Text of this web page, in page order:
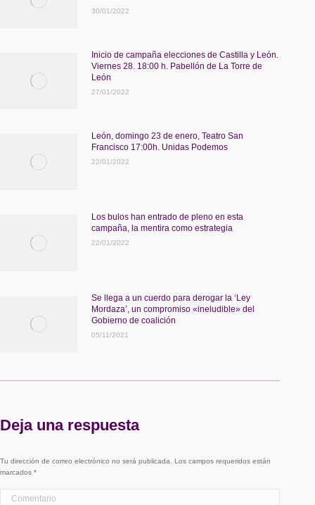
30/01/2022
Inicio de campaña elecciones de Castilla y León.
Viernes 28. 18:00 h. Pabellón de La Torre de
León
27/01/2022
León, domingo 23 de enero, Teatro San
Francisco 17:00h. Unidas Podemos
22/01/2022
Los bulos han entrado de pleno en esta
campaña, la mentira como estrategia
22/01/2022
Se llega a un cuerdo para derogar la ‘Ley
Mordaza’, un compromiso «ineludible» del
Gobierno de coalición
05/11/2021
Deja una respuesta
Tu dirección de correo electrónico no será publicada. Los campos requeridos están
marcados *
Comentario